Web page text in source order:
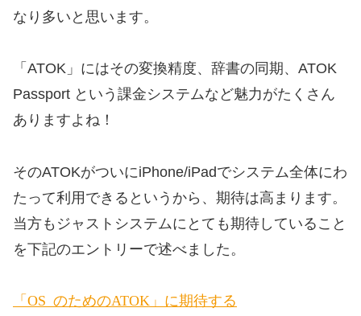
なり多いと思います。
「ATOK」にはその変換精度、辞書の同期、ATOK
Passport という課金システムなど魅力がたくさん
ありますよね！
そのATOKがついにiPhone/iPadでシステム全体にわ
たって利用できるというから、期待は高まります。
当方もジャストシステムにとても期待していること
を下記のエントリーで述べました。
「iOS 8のためのATOK」に期待する